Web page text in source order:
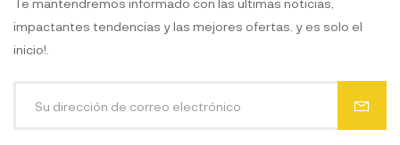
Te mantendremos informado con las ultimas noticias,
impactantes tendencias y las mejores ofertas. y es solo el
inicio!.